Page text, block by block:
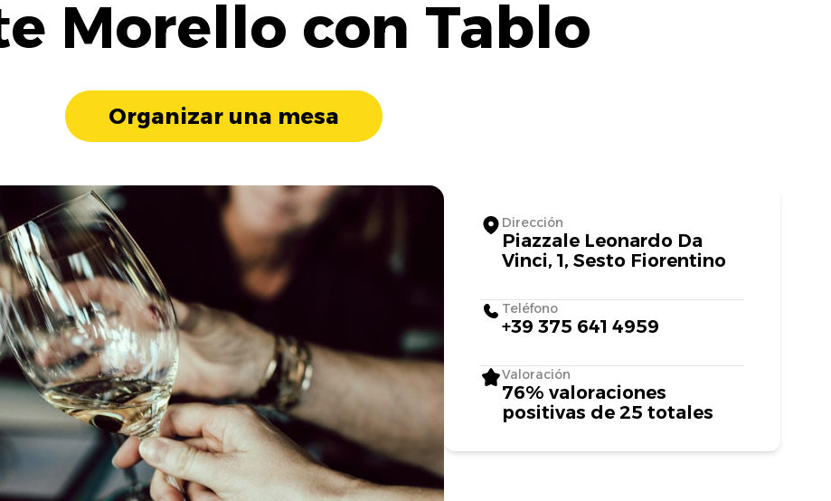
Morello con Tablo
Organizar una mesa
Dirección
Piazzale Leonardo Da
Vinci, 1, Sesto Fiorentino
Teléfono
+39 375 641 4959
Valoración
76% valoraciones
positivas de 25 totales